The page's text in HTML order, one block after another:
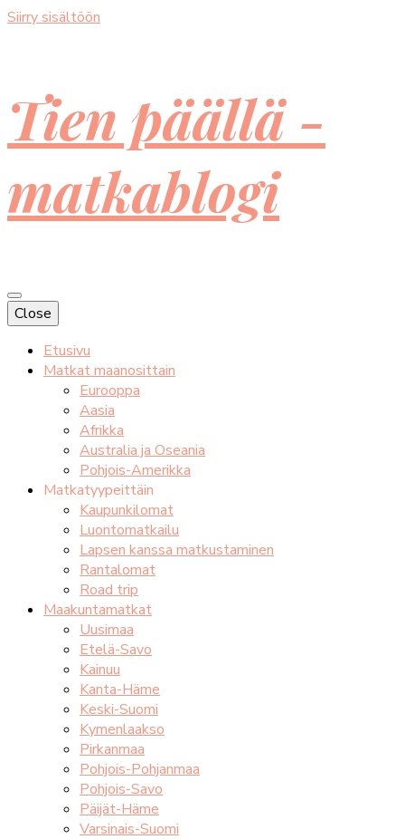
Siirry sisältöön
Tien päällä -
matkablogi
Close
Etusivu
Matkat maanosittain
Eurooppa
Aasia
Afrikka
Australia ja Oseania
Pohjois-Amerikka
Matkatyypeittäin
Kaupunkilomat
Luontomatkailu
Lapsen kanssa matkustaminen
Rantalomat
Road trip
Maakuntamatkat
Uusimaa
Etelä-Savo
Kainuu
Kanta-Häme
Keski-Suomi
Kymenlaakso
Pirkanmaa
Pohjois-Pohjanmaa
Pohjois-Savo
Päijät-Häme
Varsinais-Suomi